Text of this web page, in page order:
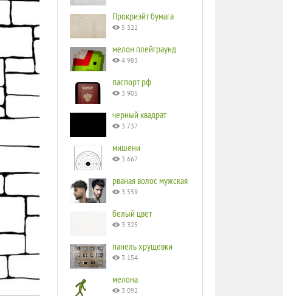
Прокриэйт бумага
5 322
мелон плейграунд
4 983
паспорт рф
3 905
черный квадрат
3 737
мишени
3 667
рваная волос мужская
3 559
белый цвет
3 325
панель хрущевки
3 154
мелона
3 092